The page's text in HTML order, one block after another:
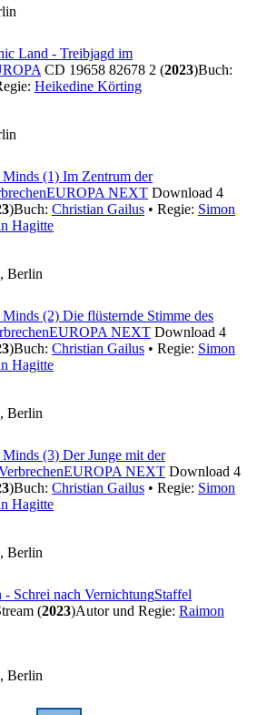
Land - Treibjagd im
CD 19658 82678 2 (2023)Buch:
Heikedine Körting
(1) Im Zentrum der
EUROPA NEXT Download 4
)Buch: Christian Gailus • Regie: Simon
Hagitte
Berlin
(2) Die flüsternde Stimme des
EUROPA NEXT Download 4
)Buch: Christian Gailus • Regie: Simon
Hagitte
Berlin
(3) Der Junge mit der
EUROPA NEXT Download 4
)Buch: Christian Gailus • Regie: Simon
Hagitte
Berlin
- Schrei nach VernichtungStaffel
(2023)Autor und Regie: Raimon
Berlin